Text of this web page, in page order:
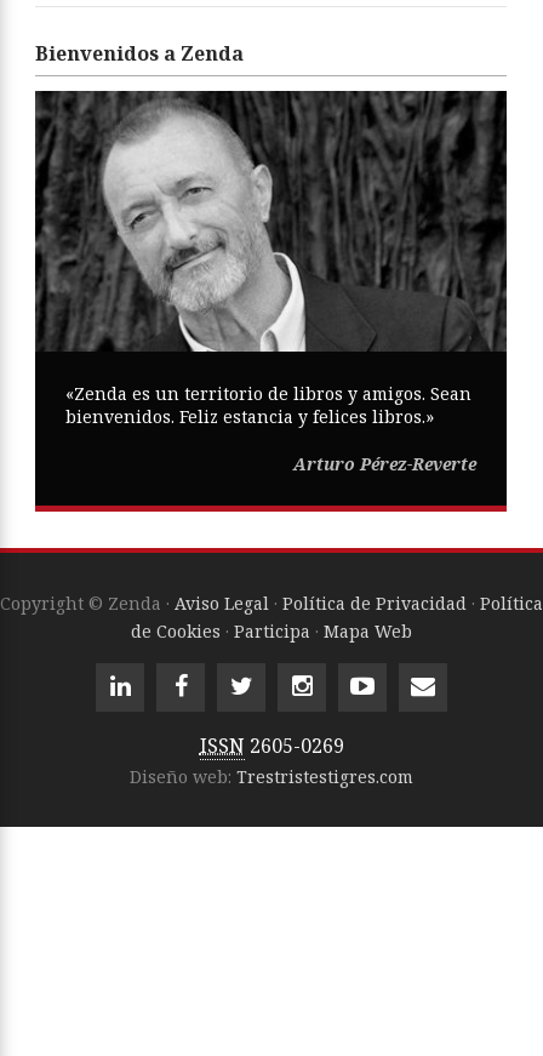
Bienvenidos a Zenda
«Zenda es un territorio de libros y amigos. Sean
bienvenidos. Feliz estancia y felices libros.»
Arturo Pérez-Reverte
Copyright © Zenda · Aviso Legal · Política de Privacidad · Política
de Cookies · Participa · Mapa Web
ISSN 2605-0269
Diseño web: Trestristestigres.com